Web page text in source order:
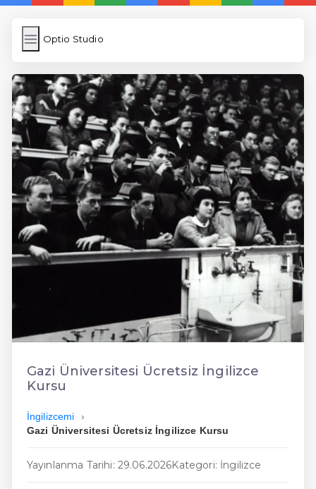
Optio Studio
Optio Studio
Subir Imagen
Wordpress Cache
Anasayfa
5 Günde İngilizce
İngilizce
Dil Eğitimi
En Ucuz İngilizce
En Uygun İngilizce
Gazi Üniversitesi Ücretsiz İngilizce
Kursu
İngilizcemi
Gazi Üniversitesi Ücretsiz İngilizce Kursu
Yayınlanma Tarihi: 29.06.2026Kategori: İngilizce